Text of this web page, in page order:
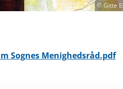
© Gitte
Sognes Menighedsråd.pdf